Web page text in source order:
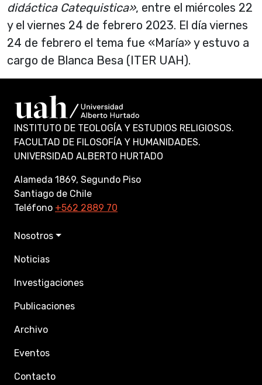
didáctica Catequistica», entre el miércoles 22
y el viernes 24 de febrero 2023. El día viernes
24 de febrero el tema fue «María» y estuvo a
cargo de Blanca Besa (ITER UAH).
INSTITUTO DE TEOLOGÍA Y ESTUDIOS RELIGIOSOS.
FACULTAD DE FILOSOFÍA Y HUMANIDADES.
UNIVERSIDAD ALBERTO HURTADO
Alameda 1869, Segundo Piso
Santiago de Chile
Teléfono +562 2889 70
Nosotros
Noticias
Investigaciones
Publicaciones
Archivo
Eventos
Contacto